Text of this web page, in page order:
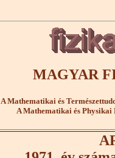
MAGYAR
A Mathematikai és
A Mathematikai és